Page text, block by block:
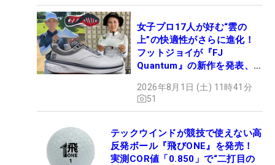
女子プロ17人が好む“雲の
上”の快適性がさらに進化！
フットジョイが『FJ
Quantum』の新作を発表、8
2026年8月1日 (土) 11時41分
51
テックウインドが競技で使えない高
反発ボール『飛びONE』を発売！
実測COR値「0.850」で“二打目の